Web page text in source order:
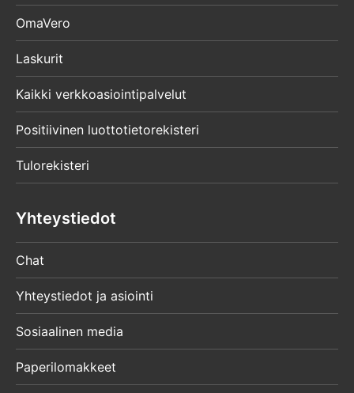
OmaVero
Laskurit
Kaikki verkkoasiointipalvelut
Positiivinen luottotietorekisteri
Tulorekisteri
Yhteystiedot
Chat
Yhteystiedot ja asiointi
Sosiaalinen media
Paperilomakkeet